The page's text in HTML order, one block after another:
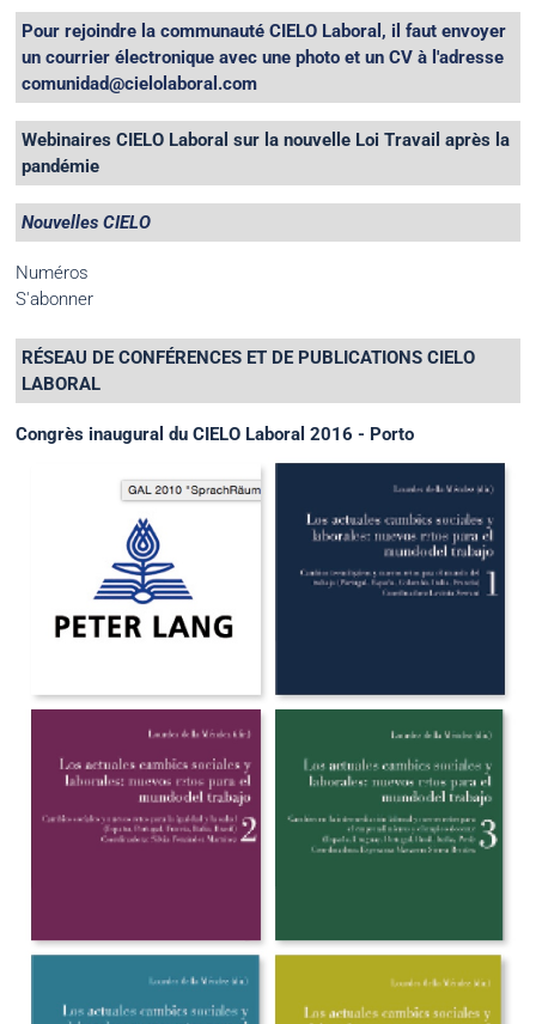
Pour rejoindre la communauté CIELO Laboral, il faut envoyer
un courrier électronique avec une photo et un CV à l'adresse
comunidad@cielolaboral.com
Webinaires CIELO Laboral sur la nouvelle Loi Travail après la
pandémie
Nouvelles CIELO
Numéros
S'abonner
RÉSEAU DE CONFÉRENCES ET DE PUBLICATIONS CIELO
LABORAL
Congrès inaugural du CIELO Laboral 2016 - Porto